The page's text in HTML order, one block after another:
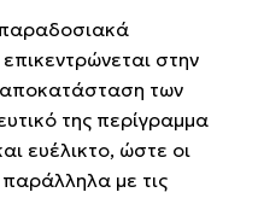
παραδοσιακά
στην
αποκατάσταση των
της περίγραμμα
ευέλικτο, ώστε οι
με τις